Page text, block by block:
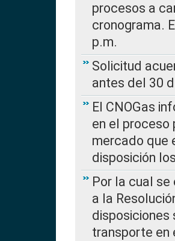
procesos a
cronograma.
p.m.
Solicitud
antes del 30
El CNOGas
en el
mercado que
disposición
Por la cual se
a la
disposiciones
transporte en